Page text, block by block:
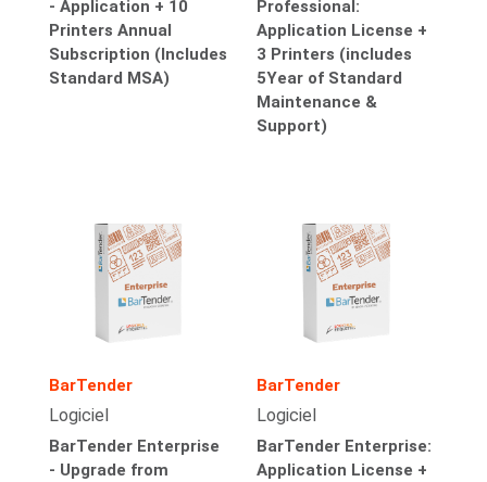
- Application + 10
Printers Annual
Subscription (Includes
Standard MSA)
Professional:
Application License +
3 Printers (includes
5Year of Standard
Maintenance &
Support)
BarTender
Logiciel
BarTender Enterprise
- Upgrade from
BarTender
Logiciel
BarTender Enterprise:
Application License +